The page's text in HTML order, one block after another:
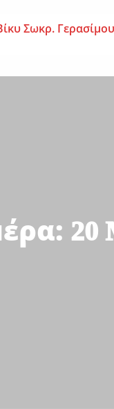
Σωκρ. Γερασίμου
– Επεσε από τη
20